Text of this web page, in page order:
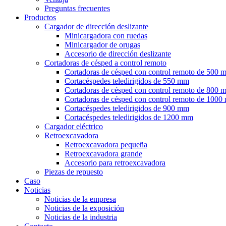
Preguntas frecuentes
Productos
Cargador de dirección deslizante
Minicargadora con ruedas
Minicargador de orugas
Accesorio de dirección deslizante
Cortadoras de césped a control remoto
Cortadoras de césped con control remoto de 500
Cortacéspedes teledirigidos de 550 mm
Cortadoras de césped con control remoto de 800
Cortadoras de césped con control remoto de 1000
Cortacéspedes teledirigidos de 900 mm
Cortacéspedes teledirigidos de 1200 mm
Cargador eléctrico
Retroexcavadora
Retroexcavadora pequeña
Retroexcavadora grande
Accesorio para retroexcavadora
Piezas de repuesto
Caso
Noticias
Noticias de la empresa
Noticias de la exposición
Noticias de la industria